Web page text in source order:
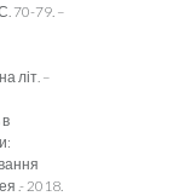
70-79. –
літ. –
.- 2018.